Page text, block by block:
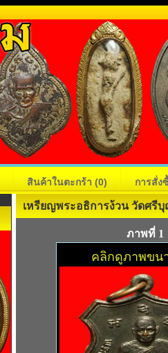
สินค้าในตะกร้า (0) การสั่ง
เหรียญพระอธิการง้วน วัดศรี
ภาพที่ 1
คลิกดูภาพขน